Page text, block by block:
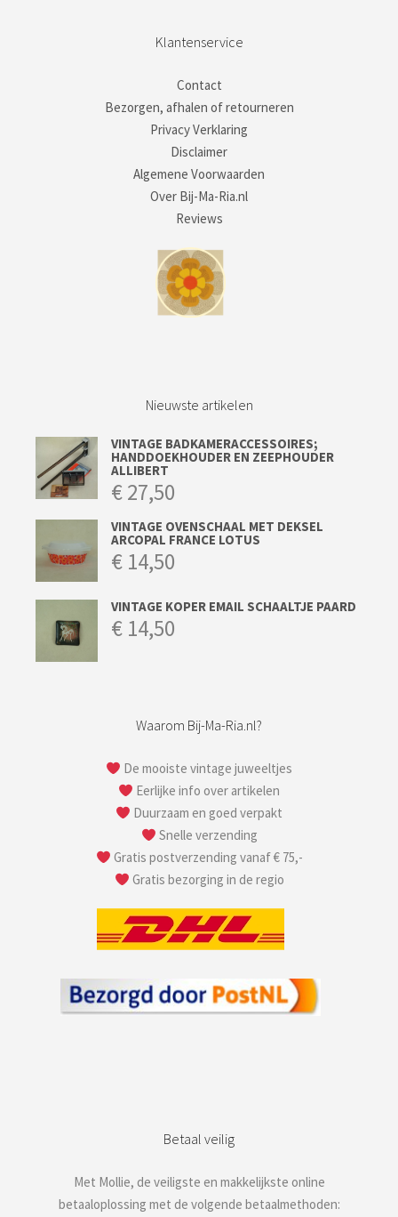
Klantenservice
Contact
Bezorgen, afhalen of retourneren
Privacy Verklaring
Disclaimer
Algemene Voorwaarden
Over Bij-Ma-Ria.nl
Reviews
Nieuwste artikelen
VINTAGE BADKAMERACCESSOIRES;
HANDDOEKHOUDER EN ZEEPHOUDER
ALLIBERT
€27,50
VINTAGE OVENSCHAAL MET DEKSEL
ARCOPAL FRANCE LOTUS
€ 14,50
VINTAGE KOPER EMAIL SCHAALTJE PAARD
€ 14,50
Waarom Bij-Ma-Ria.nl?
De mooiste vintage juweeltjes
Eerlijke info over artikelen
Duurzaam en goed verpakt
Snelle verzending
Gratis postverzending vanaf € 75,-
Gratis bezorging in de regio
Betaal veilig
Met Mollie, de veiligste en makkelijkste online
betaaloplossing met de volgende betaalmethoden: